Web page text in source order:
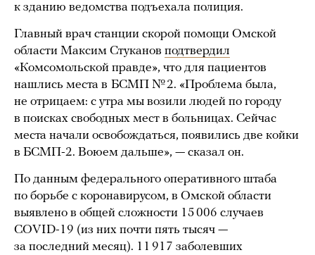
к зданию ведомства подъехала полиция.
Главный врач станции скорой помощи Омской
области Максим Стуканов подтвердил
«Комсомольской правде», что для пациентов
нашлись места в БСМП № 2. «Проблема была,
не отрицаем: с утра мы возили людей по городу
в поисках свободных мест в больницах. Сейчас
места начали освобождаться, появились две койки
в БСМП-2. Воюем дальше», — сказал он.
По данным федерального оперативного штаба
по борьбе с коронавирусом, в Омской области
выявлено в общей сложности 15 006 случаев
COVID-19 (из них почти пять тысяч —
за последний месяц). 11 917 заболевших